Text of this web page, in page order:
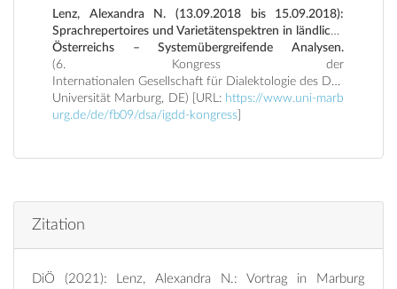
Lenz, Alexandra N. (13.09.2018 bis 15.09.2018):
Sprachrepertoires und Varietätenspektren in ländlichen
Österreichs – Systemübergreifende Analysen.
(6. Kongress der
Internationalen Gesellschaft für Dialektologie des Deutschen
Universität Marburg, DE) [URL: https://www.uni-marb
urg.de/de/fb09/dsa/igdd-kongress
Zitation
DiÖ (2021): Lenz, Alexandra N.: Vortrag in Marburg